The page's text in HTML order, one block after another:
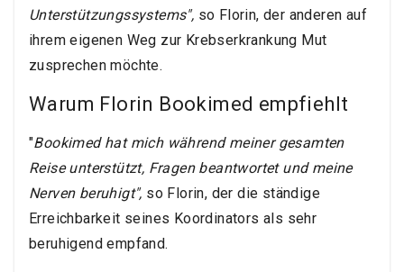
Unterstützungssystems", so Florin, der anderen auf
ihrem eigenen Weg zur Krebserkrankung Mut
zusprechen möchte.
Warum Florin Bookimed empfiehlt
"Bookimed hat mich während meiner gesamten
Reise unterstützt, Fragen beantwortet und meine
Nerven beruhigt", so Florin, der die ständige
Erreichbarkeit seines Koordinators als sehr
beruhigend empfand.